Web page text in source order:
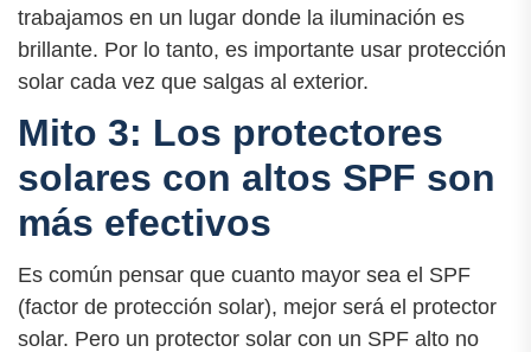
trabajamos en un lugar donde la iluminación es
brillante. Por lo tanto, es importante usar protección
solar cada vez que salgas al exterior.
Mito 3: Los protectores
solares con altos SPF son
más efectivos
Es común pensar que cuanto mayor sea el SPF
(factor de protección solar), mejor será el protector
solar. Pero un protector solar con un SPF alto no